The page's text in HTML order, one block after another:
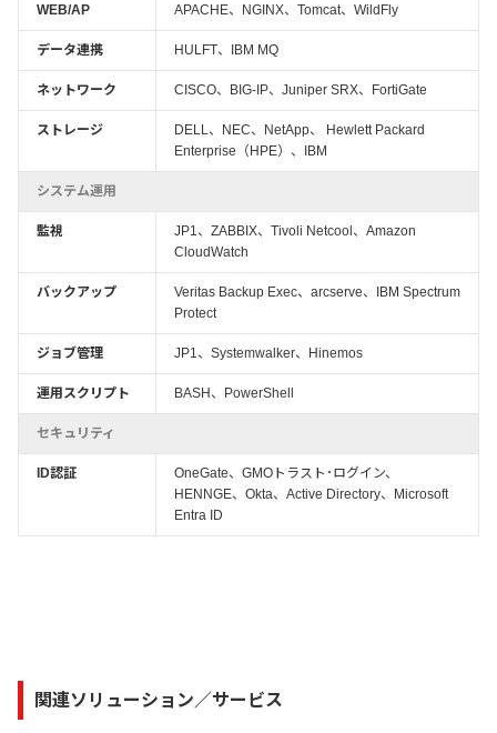
WEB/AP APACHE、NGINX、Tomcat、WildFly
データ連携 HULFT、IBM MQ
ネットワーク CISCO、BIG-IP、Juniper SRX、FortiGate
ストレージ
DELL、NEC、NetApp、 Hewlett Packard
Enterprise（HPE）、IBM
システム運用
監視
JP1、ZABBIX、Tivoli Netcool、Amazon
CloudWatch
バックアップ
Veritas Backup Exec、arcserve、IBM Spectrum
Protect
ジョブ管理 JP1、Systemwalker、Hinemos
運用スクリプト BASH、PowerShell
セキュリティ
ID認証
OneGate、GMOトラスト･ログイン、
HENNGE、Okta、Active Directory、Microsoft
Entra ID
関連ソリューション／サービス